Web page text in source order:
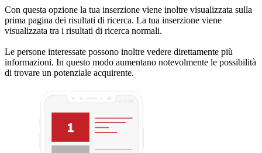
Con questa opzione la tua inserzione viene inoltre visualizzata sulla
prima pagina dei risultati di ricerca. La tua inserzione viene
visualizzata tra i risultati di ricerca normali.
Le persone interessate possono inoltre vedere direttamente più
informazioni. In questo modo aumentano notevolmente le possibilità
di trovare un potenziale acquirente.